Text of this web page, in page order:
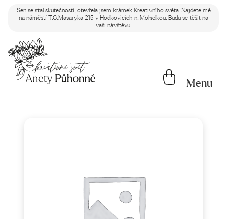
Sen se stal skutečností, otevřela jsem krámek Kreativního světa. Najdete mě
na náměstí T.G.Masaryka 215 v Hodkovicích n. Mohelkou. Budu se těšit na
vaši návštěvu.
Menu